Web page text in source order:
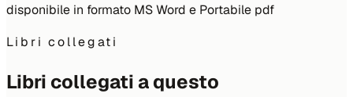
disponibile in formato MS Word e Portabile pdf
Libri collegati
Libri collegati a questo